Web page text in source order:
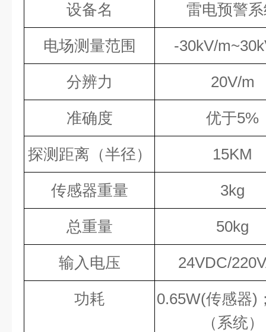
设备名 雷电预警
电场测量范围 -30kV/
分辨力 20V/m
准确度 优于5%
探测距离（半径） 15KM
传感器重量 3kg
总重量 50kg
输入电压 24VDC/220V
功耗 0.65W(传感器)
（系统）